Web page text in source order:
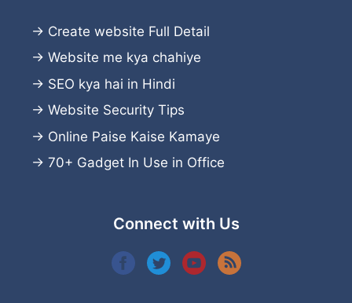
→ Create website Full Detail
→ Website me kya chahiye
→ SEO kya hai in Hindi
→ Website Security Tips
→ Online Paise Kaise Kamaye
→ 70+ Gadget In Use in Office
Connect with Us